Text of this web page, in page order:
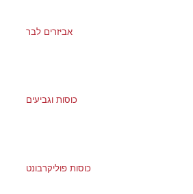
אביזרים לבר
כוסות וגביעים
כוסות פוליקרבונט